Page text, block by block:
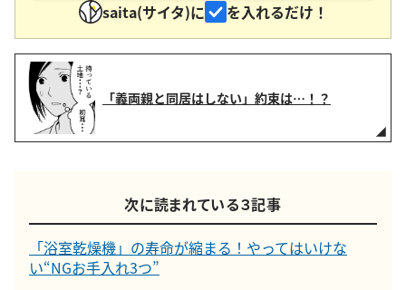
saita(サイタ)に
を入れるだけ！
「義両親と同居はしない」約束は…！？
次に読まれている３記事
「浴室乾燥機」の寿命が縮まる！やってはいけな
い“NGお手入れ3つ”